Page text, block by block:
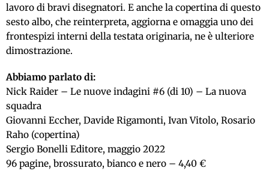
lavoro di bravi disegnatori. E anche la copertina di questo
sesto albo, che reinterpreta, aggiorna e omaggia uno dei
frontespizi interni della testata originaria, ne è ulteriore
dimostrazione.
Abbiamo parlato di:
Nick Raider – Le nuove indagini #6 (di 10) – La nuova
squadra
Giovanni Eccher, Davide Rigamonti, Ivan Vitolo, Rosario
Raho (copertina)
Sergio Bonelli Editore, maggio 2022
96 pagine, brossurato, bianco e nero – 4,40 €